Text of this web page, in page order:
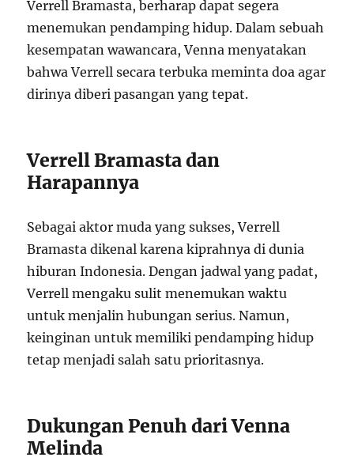
Verrell Bramasta, berharap dapat segera
menemukan pendamping hidup. Dalam sebuah
kesempatan wawancara, Venna menyatakan
bahwa Verrell secara terbuka meminta doa agar
dirinya diberi pasangan yang tepat.
Verrell Bramasta dan
Harapannya
Sebagai aktor muda yang sukses, Verrell
Bramasta dikenal karena kiprahnya di dunia
hiburan Indonesia. Dengan jadwal yang padat,
Verrell mengaku sulit menemukan waktu
untuk menjalin hubungan serius. Namun,
keinginan untuk memiliki pendamping hidup
tetap menjadi salah satu prioritasnya.
Dukungan Penuh dari Venna
Melinda